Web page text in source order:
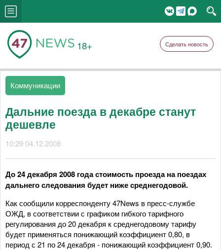
18+ Сделать новость
Коммуникации
Дальние поезда в декабре станут
дешевле
10:29 04.12.2008
До 24 декабря 2008 года стоимость проезда на поездах
дальнего следования будет ниже среднегодовой.
Как сообщили корреспонденту 47News в пресс-службе
ОЖД, в соответствии с графиком гибкого тарифного
регулирования до 20 декабря к среднегодовому тарифу
будет применяться понижающий коэффициент 0,80, в
период с 21 по 24 декабря - понижающий коэффициент 0,90.